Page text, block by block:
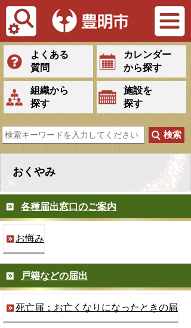
Tiếng Việt
よくある
質問
カレンダー
から探す
組織から
探す
施設を
探す
おくやみ
各種届出窓口のご案内
お悔み
戸籍などの届出
死亡届：お亡くなりになったときの届